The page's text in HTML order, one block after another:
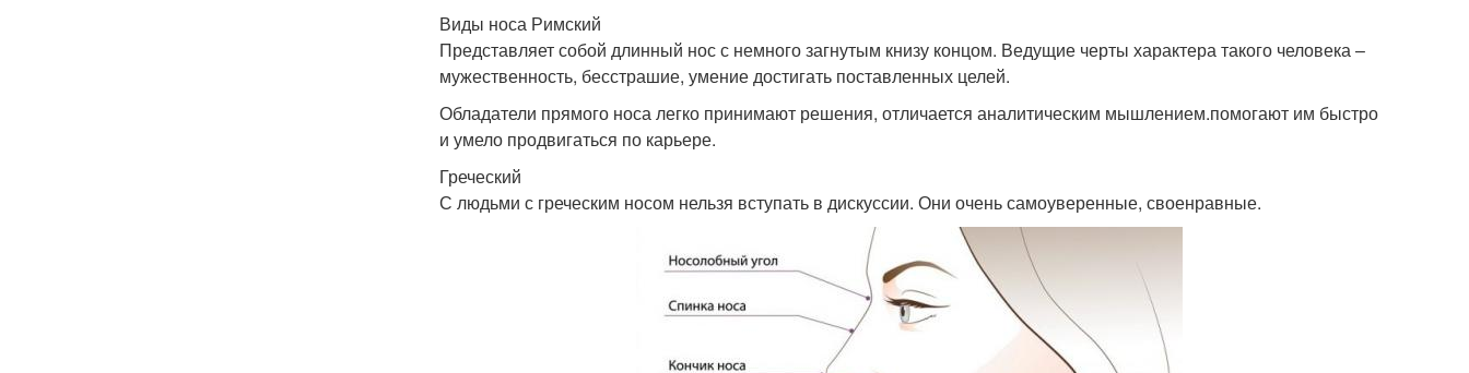
Виды носа Римский
Представляет собой длинный нос с немного загнутым книзу концом. Ведущие черты характера такого человека –
мужественность, бесстрашие, умение достигать поставленных целей.
Обладатели прямого носа легко принимают решения, отличается аналитическим мышлением.помогают им быстро
и умело продвигаться по карьере.
Греческий
С людьми с греческим носом нельзя вступать в дискуссии. Они очень самоуверенные, своенравные.